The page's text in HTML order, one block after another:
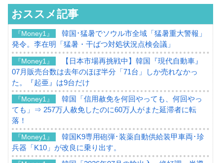
おススメ記事
『Money1』
韓国･猛暑でソウル市全域「猛暑重大警報」
発令。李在明「猛暑・干ばつ対処状況点検会議」
『Money1』
【日本市場再挑戦中】韓国『現代自動車』
07月販売台数は去年のほぼ半分「71台」しか売れなかっ
た。『起亜』は9台だけ
『Money1』
韓国「信用赦免を何回やっても、何回やっ
ても」⇒ 257万人赦免したのに60万人がまた延滞者に転
落！
『Money1』
韓国K9専用砲弾･装薬自動供給装甲車両･珍
兵器「K10」が改良に乗り出す。